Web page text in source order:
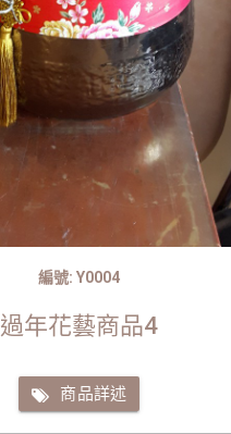
編號: Y0004
過年花藝商品4
商品詳述